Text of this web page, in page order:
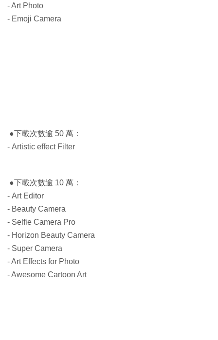
- Art Photo
- Emoji Camera
●下載次數逾 50 萬：
- Artistic effect Filter
●下載次數逾 10 萬：
- Art Editor
- Beauty Camera
- Selfie Camera Pro
- Horizon Beauty Camera
- Super Camera
- Art Effects for Photo
- Awesome Cartoon Art